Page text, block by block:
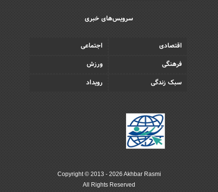
سرویس‌های خبری
اقتصادی
اجتماعی
فرهنگی
ورزش
سبک زندگی
رویداد
Copyright © 2013 - 2026 Akhbar Rasmi
All Rights Reserved